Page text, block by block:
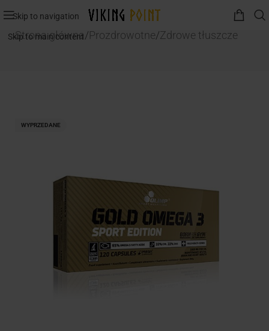
Skip to navigation
Skip to main content
Strona główna/Prozdrowotne/Zdrowe tłuszcze
WYPRZEDANE